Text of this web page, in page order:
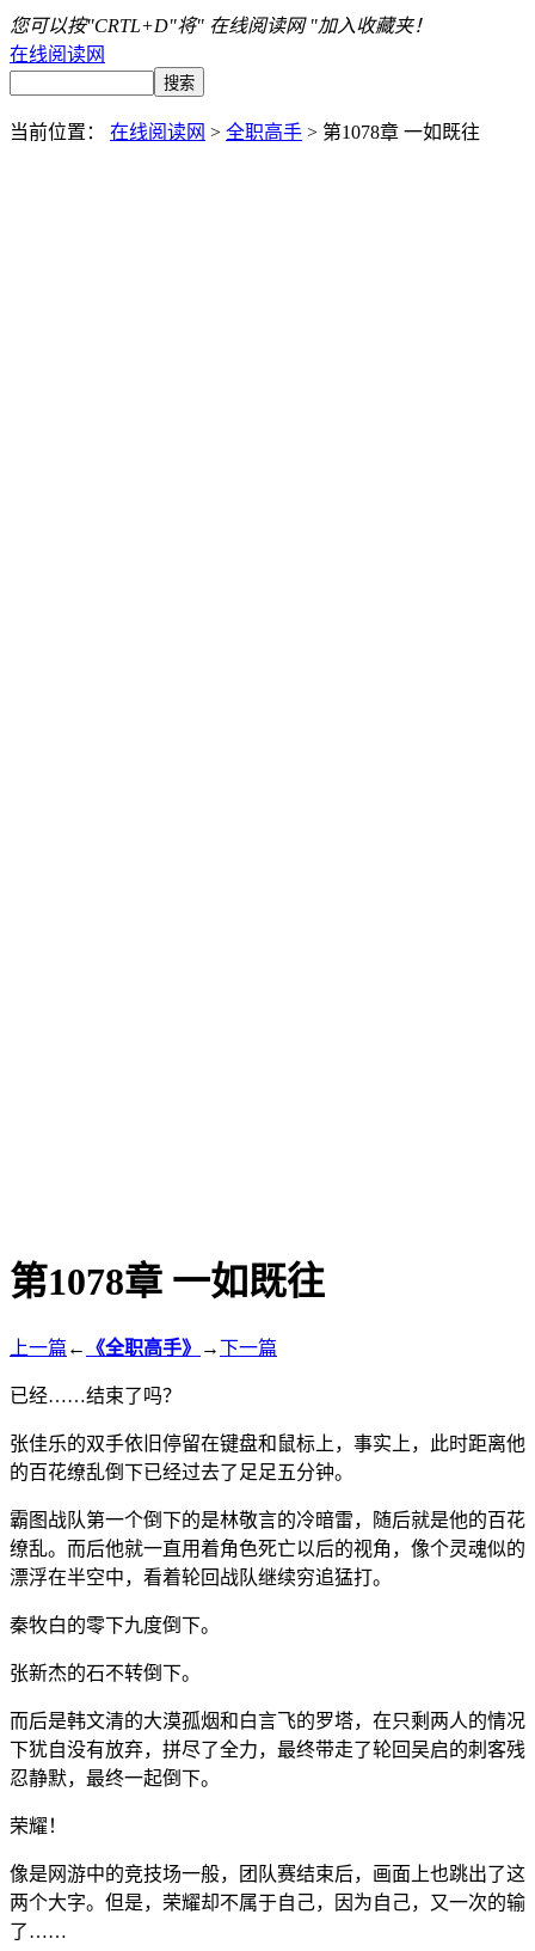
您可以按"CRTL+D"将" 在线阅读网 "加入收藏夹！
在线阅读网
当前位置： 在线阅读网 > 全职高手 > 第1078章 一如既往
第1078章 一如既往
上一篇 ← 《全职高手》 →下一篇
已经……结束了吗？
张佳乐的双手依旧停留在键盘和鼠标上，事实上，此时距离他
的百花缭乱倒下已经过去了足足五分钟。
霸图战队第一个倒下的是林敬言的冷暗雷，随后就是他的百花
缭乱。而后他就一直用着角色死亡以后的视角，像个灵魂似的
漂浮在半空中，看着轮回战队继续穷追猛打。
秦牧白的零下九度倒下。
张新杰的石不转倒下。
而后是韩文清的大漠孤烟和白言飞的罗塔，在只剩两人的情况
下犹自没有放弃，拼尽了全力，最终带走了轮回吴启的刺客残
忍静默，最终一起倒下。
荣耀！
像是网游中的竞技场一般，团队赛结束后，画面上也跳出了这
两个大字。但是，荣耀却不属于自己，因为自己，又一次的输
了……